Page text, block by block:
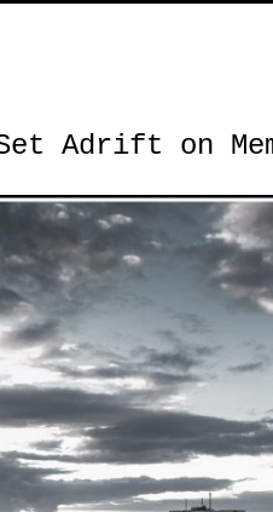
Adrift on